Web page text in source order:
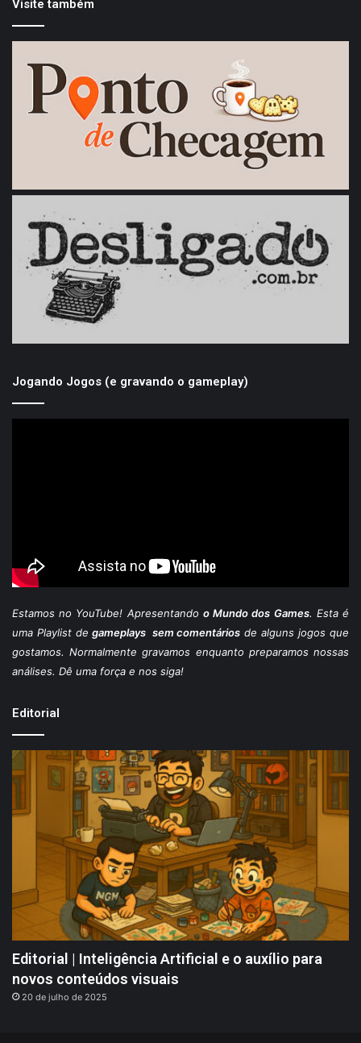
Visite também
Jogando Jogos (e gravando o gameplay)
Estamosno YouTube! Apresentando o Mundo dos Games. Esta é
uma Playlist de gameplays sem comentários de alguns jogos que
gostamos. Normalmente gravamos enquanto preparamos nossas
análises. Dê uma força e nos siga!
Editorial
Editorial | Inteligência Artificial e o auxílio para
novos conteúdos visuais
20 de julho de 2025